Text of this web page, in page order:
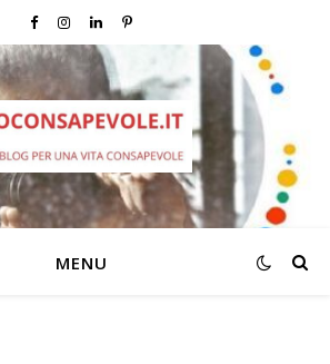
MENU